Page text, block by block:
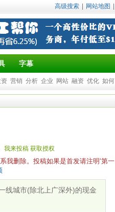
高级搜索 网站地图
字幕
营销 分析 企业 网站 融资 优化 如何
我来投稿 获取授权
我删除。投稿如果是首发请注明‘第一
线城市(除北上广深外)的现金